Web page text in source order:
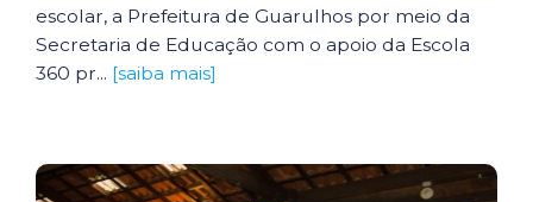
escolar, a Prefeitura de Guarulhos por meio da
Secretaria de Educação com o apoio da Escola
360 pr... [saiba mais]